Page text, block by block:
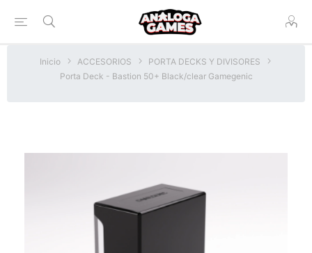
Inicio ACCESORIOS
PORTA DECKS Y DIVISORES
Porta Deck - Bastion 50+ Black/clear Gamegenic